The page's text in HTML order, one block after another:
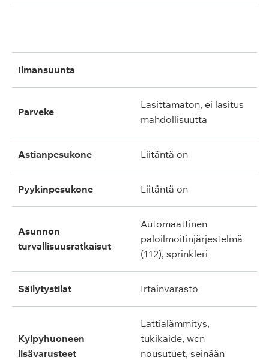
ilmansuunta
parveke
lasittamaton, ei lasitus
mahdollisuutta
astianpesukone liitäntä on
pyykinpesukone liitäntä on
asunnon
turvallisuusratkaisut
automaattinen
paloilmoitinjärjestelmä
(112), sprinkleri
säilytystilat irtainvarasto
kylpyhuoneen
lisävarusteet
lattialämmitys,
tukikaide, wcn
nousutuet, seinään